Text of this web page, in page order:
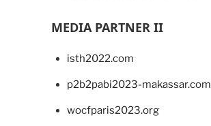
MEDIA PARTNER II
isth2022.com
p2b2pabi2023-makassar.com
wocfparis2023.org